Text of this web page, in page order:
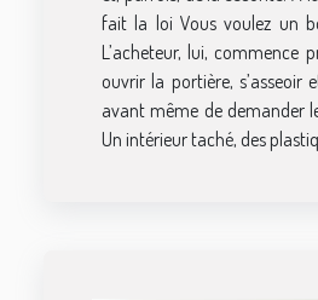
fait la loi Vous voulez un
L’acheteur, lui, commence
ouvrir la portière, s’asseoir
avant même de demander
Un intérieur taché, des